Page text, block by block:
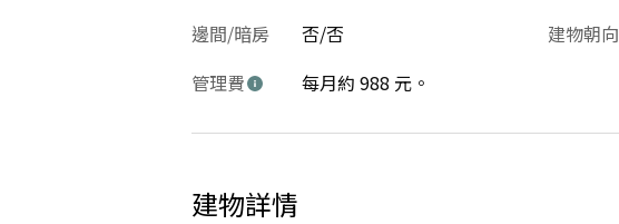
邊間/暗房
否/否 建物朝向
管理費
每月約 988 元。
建物詳情